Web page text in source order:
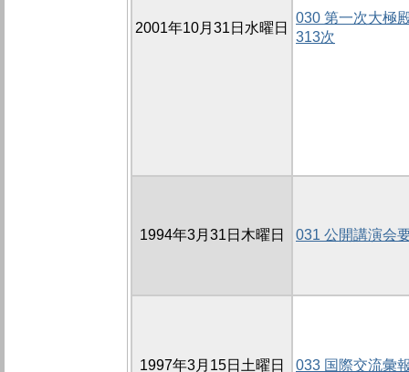
2001年10月31日水曜日
030 第一次大極
313次
1994年3月31日木曜日 031 公開講演会
1997年3月15日土曜日 033 国際交流彙